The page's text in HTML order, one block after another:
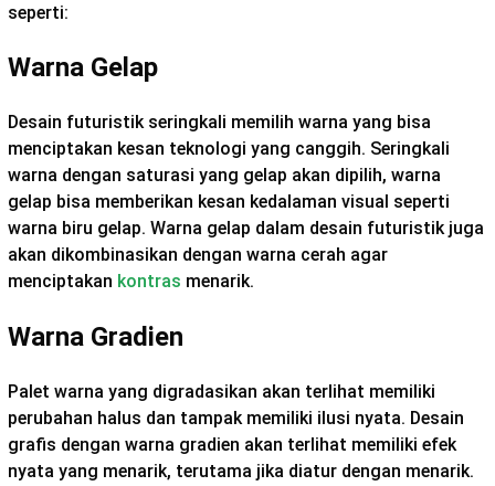
seperti:
Warna Gelap
Desain futuristik seringkali memilih warna yang bisa
menciptakan kesan teknologi yang canggih. Seringkali
warna dengan saturasi yang gelap akan dipilih, warna
gelap bisa memberikan kesan kedalaman visual seperti
warna biru gelap. Warna gelap dalam desain futuristik juga
akan dikombinasikan dengan warna cerah agar
menciptakan kontras menarik.
Warna Gradien
Palet warna yang digradasikan akan terlihat memiliki
perubahan halus dan tampak memiliki ilusi nyata. Desain
grafis dengan warna gradien akan terlihat memiliki efek
nyata yang menarik, terutama jika diatur dengan menarik.